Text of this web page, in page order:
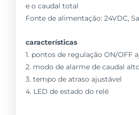
e o caudal total
Fonte de alimentação: 24VDC,
características
1. pontos de regulação ON/OFF
2. modo de alarme de caudal
3. tempo de atraso ajustável
4. LED de estado do relé